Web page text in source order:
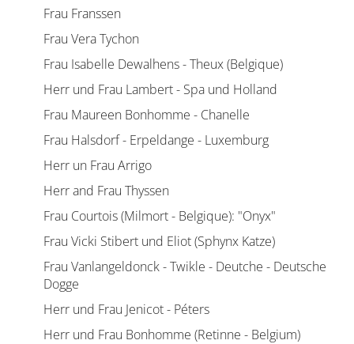
Frau Franssen
Frau Vera Tychon
Frau Isabelle Dewalhens - Theux (Belgique)
Herr und Frau Lambert - Spa und Holland
Frau Maureen Bonhomme - Chanelle
Frau Halsdorf - Erpeldange - Luxemburg
Herr un Frau Arrigo
Herr and Frau Thyssen
Frau Courtois (Milmort - Belgique): "Onyx"
Frau Vicki Stibert und Eliot (Sphynx Katze)
Frau Vanlangeldonck - Twikle - Deutche - Deutsche
Dogge
Herr und Frau Jenicot - Péters
Herr und Frau Bonhomme (Retinne - Belgium)